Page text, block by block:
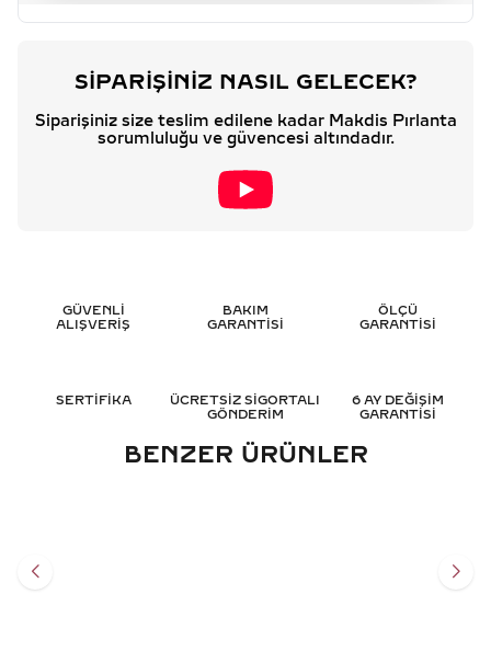
SIPARIŞINIZ NASIL GELECEK?
Siparişiniz size teslim edilene kadar Makdis Pırlanta
sorumluluğu ve güvencesi altındadır.
GÜVENLİ
ALIŞVERİŞ
BAKIM
GARANTİSİ
ÖLÇÜ
GARANTİSİ
SERTİFİKA
ÜCRETSİZ SİGORTALI
GÖNDERİM
6 AY DEĞİŞİM
GARANTİSİ
BENZER ÜRÜNLER